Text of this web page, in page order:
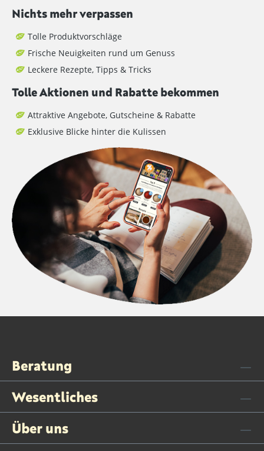
Nichts mehr verpassen
Tolle Produktvorschläge
Frische Neuigkeiten rund um Genuss
Leckere Rezepte, Tipps & Tricks
Tolle Aktionen und Rabatte bekommen
Attraktive Angebote, Gutscheine & Rabatte
Exklusive Blicke hinter die Kulissen
Beratung
Wesentliches
Über uns